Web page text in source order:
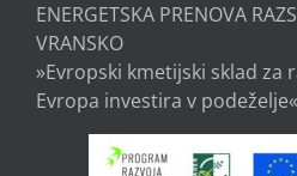
ENERGETSKA PRENOVA
VRANSKO
»Evropski kmetijski sklad za
Evropa investira v podeželje«